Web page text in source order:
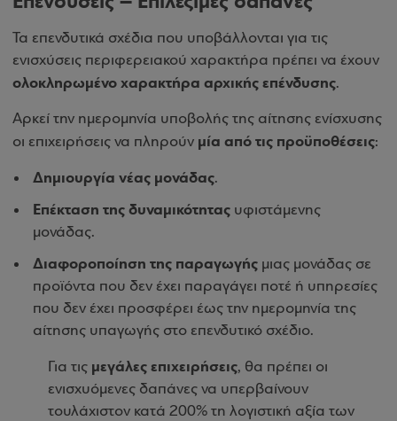
Τα επενδυτικά σχέδια που υποβάλλονται για τις
ενισχύσεις περιφερειακού χαρακτήρα πρέπει να έχουν
ολοκληρωμένο χαρακτήρα αρχικής επένδυσης.
Αρκεί την ημερομηνία υποβολής της αίτησης ενίσχυσης
οι επιχειρήσεις να πληρούν μία από τις προϋποθέσεις:
Δημιουργία νέας μονάδας.
Επέκταση της δυναμικότητας υφιστάμενης
μονάδας.
Διαφοροποίηση της παραγωγής μιας μονάδας σε
προϊόντα που δεν έχει παραγάγει ποτέ ή υπηρεσίες
που δεν έχει προσφέρει έως την ημερομηνία της
αίτησης υπαγωγής στο επενδυτικό σχέδιο.
Για τις μεγάλες επιχειρήσεις, θα πρέπει οι
ενισχυόμενες δαπάνες να υπερβαίνουν
τουλάχιστον κατά 200% τη λογιστική αξία των